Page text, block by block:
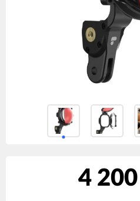
4